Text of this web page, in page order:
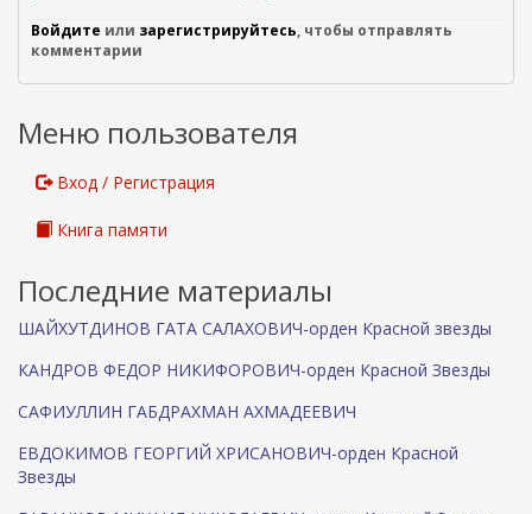
н
ш
)
Войдите или зарегистрируйтесь, чтобы отправлять
комментарии
Меню пользователя
Вход / Регистрация
Книга памяти
Последние материалы
ШАЙХУТДИНОВ ГАТА САЛАХОВИЧ-орден Красной звезды
КАНДРОВ ФЕДОР НИКИФОРОВИЧ-орден Красной Звезды
САФИУЛЛИН ГАБДРАХМАН АХМАДЕЕВИЧ
ЕВДОКИМОВ ГЕОРГИЙ ХРИСАНОВИЧ-орден Красной
Звезды